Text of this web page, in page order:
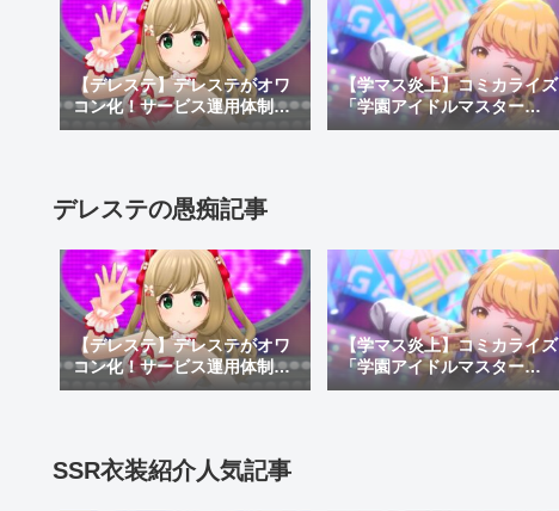
【デレステ】デレステがオワ
コン化！サービス運用体制変
更でサ終秒読み開始！デレス
【学マス炎上】コミカライズ
「学園アイドルマスター
GOLD RUSH」でオリキャラ
デレステの愚痴記事
【デレステ】デレステがオワ
コン化！サービス運用体制変
更でサ終秒読み開始！デレス
【学マス炎上】コミカライズ
「学園アイドルマスター
GOLD RUSH」でオリキャラ
SSR衣装紹介人気記事